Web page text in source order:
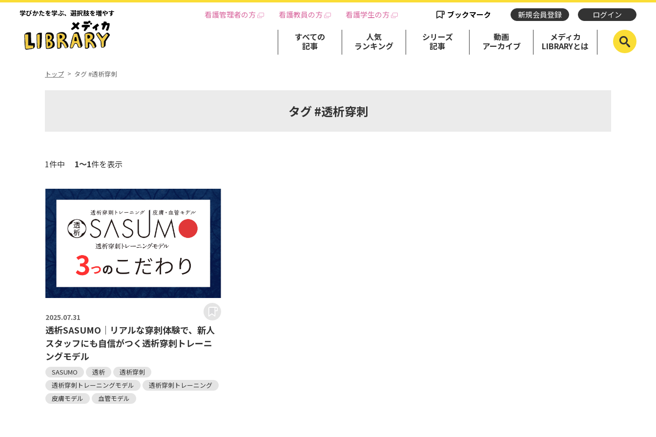
学びかたを学ぶ、 選択肢を増やす 看護管理者の方 看護教員の方 看護学生の方 ブックマーク 新規会員登録 ログイン
すべての
記事
人気
ランキング
シリーズ
記事
動画
アーカイブ
メディカ
LIBRARYとは
トップ タグ #透析穿刺
タグ #透析穿刺
1件中 1～1件を表示
2025.07.31
透析SASUMO｜リアルな穿刺体験で、新人
スタッフにも自信がつく透析穿刺トレーニ
ングモデル
SASUMO 透析
透析穿刺
透析穿刺トレーニングモデル
透析穿刺トレーニング
皮膚モデル
血管モデル